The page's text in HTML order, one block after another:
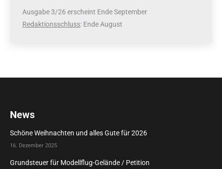
Ausgabe 3/26 erscheint Ende September
Redaktionsschluss: Ende August
News
Schöne Weihnachten und alles Gute für 2026
16. Dezember 2025
Grundsteuer für Modellflug-Gelände / Petition